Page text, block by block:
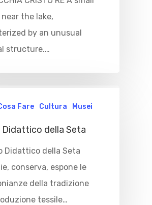
the lake,
by an unusual
structure.…
Fare Cultura Musei
Didattico della Seta
Didattico della Seta
conserva, espone le
della tradizione
tessile…